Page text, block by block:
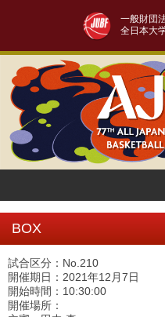
一般財団
全日本大
BOX
試合区分：No.210
開催期日：2021年12月7日
開始時間：10:30:00
開催場所：